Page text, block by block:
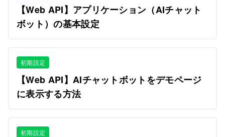
【Web API】アプリケーション（AIチャット
ボット）の基本設定
初期設定
【Web API】AIチャットボットをデモページ
に表示する方法
初期設定